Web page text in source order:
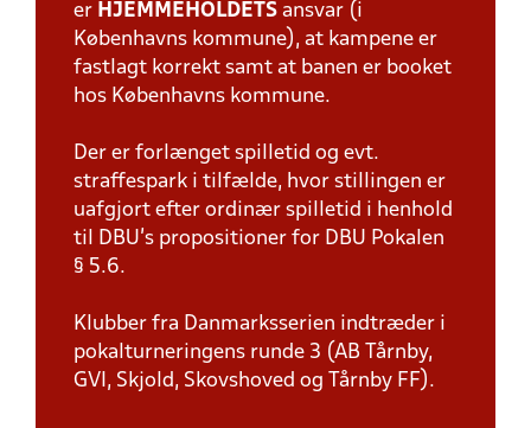
er HJEMMEHOLDETS ansvar (i
Københavns kommune), at kampene er
fastlagt korrekt samt at banen er booket
hos Københavns kommune.
Der er forlænget spilletid og evt.
straffespark i tilfælde, hvor stillingen er
uafgjort efter ordinær spilletid i henhold
til DBU's propositioner for DBU Pokalen
§ 5.6.
Klubber fra Danmarksserien indtræder i
pokalturneringens runde 3 (AB Tårnby,
GVI, Skjold, Skovshoved og Tårnby FF).